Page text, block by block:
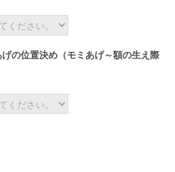
の位置決め（モミあげ～額の生え際